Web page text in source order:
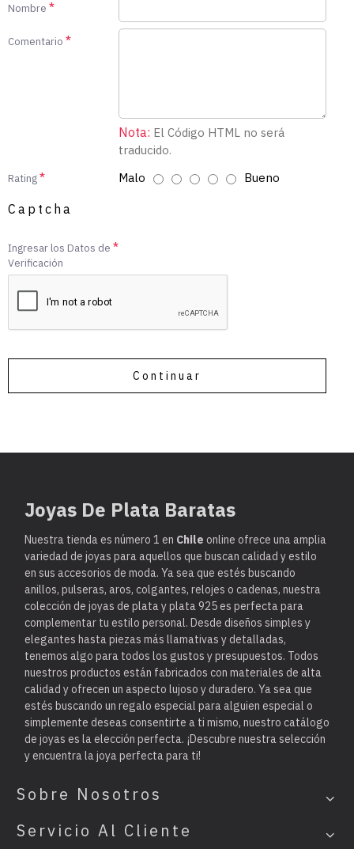
Nombre
Comentario
Nota: El Código HTML no será
traducido.
Rating Malo Bueno
Captcha
Ingresar los Datos de
Verificación
Continuar
Joyas De Plata Baratas
Nuestra tienda es número 1 en Chile online ofrece una amplia
variedad de joyas para aquellos que buscan calidad y estilo
en sus accesorios de moda. Ya sea que estés buscando
anillos, pulseras, aros, colgantes, relojes o cadenas, nuestra
colección de joyas de plata y plata 925 es perfecta para
complementar tu estilo personal. Desde diseños simples y
elegantes hasta piezas más llamativas y detalladas,
tenemos algo para todos los gustos y presupuestos. Todos
nuestros productos están fabricados con materiales de alta
calidad y ofrecen un aspecto lujoso y duradero. Ya sea que
estés buscando un regalo especial para alguien especial o
simplemente deseas consentirte a ti mismo, nuestro catálogo
de joyas es la elección perfecta. ¡Descubre nuestra selección
y encuentra la joya perfecta para ti!
Sobre Nosotros
Servicio Al Cliente